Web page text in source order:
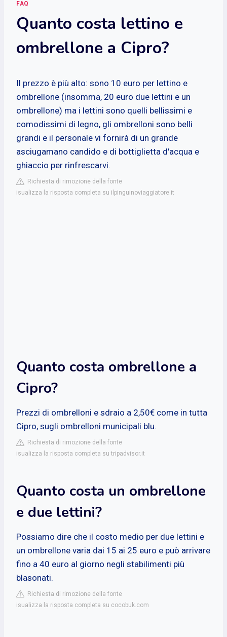
FAQ
Quanto costa lettino e
ombrellone a Cipro?
Il prezzo è più alto: sono 10 euro per lettino e
ombrellone (insomma, 20 euro due lettini e un
ombrellone) ma i lettini sono quelli bellissimi e
comodissimi di legno, gli ombrelloni sono belli
grandi e il personale vi fornirà di un grande
asciugamano candido e di bottiglietta d'acqua e
ghiaccio per rinfrescarvi.
Richiesta di rimozione della fonte
isualizza la risposta completa su ilpinguinoviaggiatore.it
Quanto costa ombrellone a
Cipro?
Prezzi di ombrelloni e sdraio a 2,50€ come in tutta
Cipro, sugli ombrelloni municipali blu.
Richiesta di rimozione della fonte
isualizza la risposta completa su tripadvisor.it
Quanto costa un ombrellone
e due lettini?
Possiamo dire che il costo medio per due lettini e
un ombrellone varia dai 15 ai 25 euro e può arrivare
fino a 40 euro al giorno negli stabilimenti più
blasonati.
Richiesta di rimozione della fonte
isualizza la risposta completa su cocobuk.com